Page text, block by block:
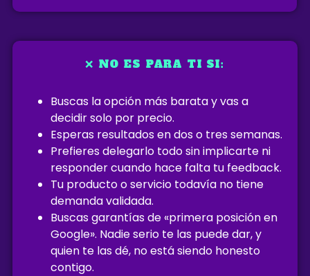
❌ NO ES PARA TI SI:
Buscas la opción más barata y vas a
decidir solo por precio.
Esperas resultados en dos o tres semanas.
Prefieres delegarlo todo sin implicarte ni
responder cuando hace falta tu feedback.
Tu producto o servicio todavía no tiene
demanda validada.
Buscas garantías de «primera posición en
Google». Nadie serio te las puede dar, y
quien te las dé, no está siendo honesto
contigo.